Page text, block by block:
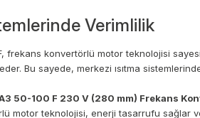
Verimlilik
frekans konvertörlü motor teknolojisi
Bu sayede, merkezi ısıtma
50-100 F 230 V (280 mm) Frekans
motor teknolojisi, enerji tasarrufu sağlar